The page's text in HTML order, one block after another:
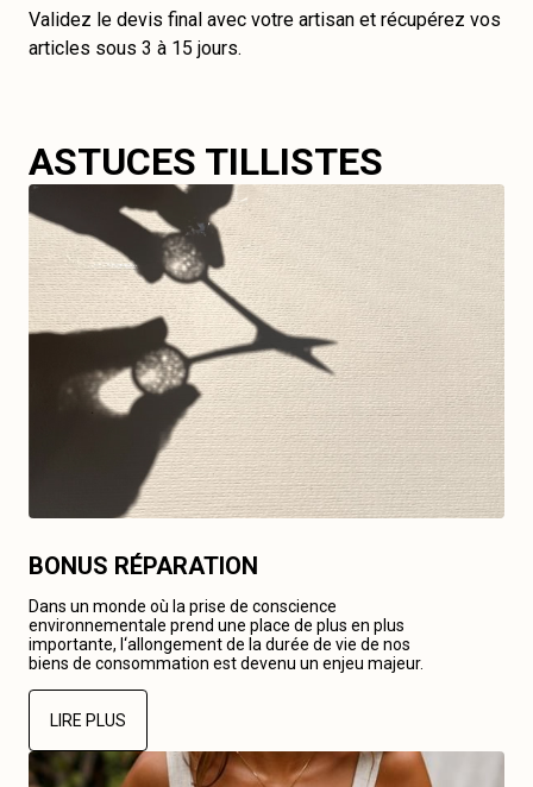
Validez le devis final avec votre artisan et récupérez vos
articles sous 3 à 15 jours.
ASTUCES TILLISTES
BONUS RÉPARATION
Dans un monde où la prise de conscience
environnementale prend une place de plus en plus
importante, l‘allongement de la durée de vie de nos
biens de consommation est devenu un enjeu majeur.
LIRE PLUS